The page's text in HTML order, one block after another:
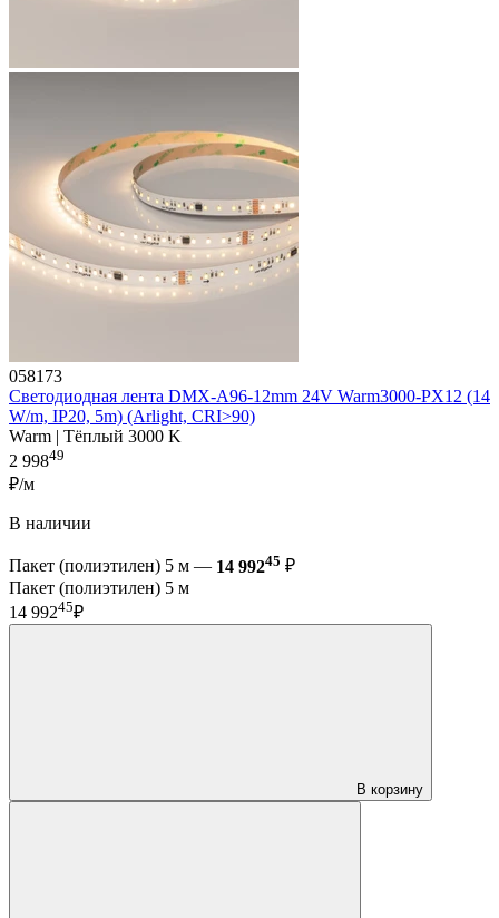
058173
Светодиодная лента DMX-A96-12mm 24V Warm3000-PX12 (14
W/m, IP20, 5m) (Arlight, CRI>90)
Warm | Тёплый 3000 K
2 99849
₽/м
В наличии
Пакет (полиэтилен) 5 м — 14 99245 ₽
Пакет (полиэтилен) 5 м
14 99245₽
В корзину